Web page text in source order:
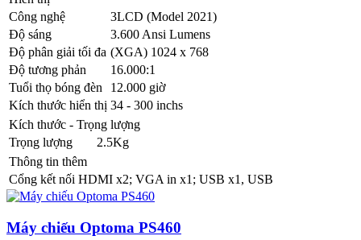
Công nghệ
3LCD (Model 2021)
Độ sáng
3.600 Ansi Lumens
Độ phân giải tối đa (XGA) 1024 x 768
Độ tương phản
16.000:1
Tuổi thọ bóng đèn
12.000 giờ
Kích thước hiển thị 34 - 300 inchs
Kích thước - Trọng lượng
Trọng lượng
2.5Kg
Thông tin thêm
Cổng kết nối HDMI x2; VGA in x1; USB x1, USB
Máy chiếu Optoma PS460